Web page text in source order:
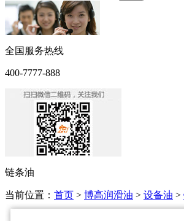
全国服务热线
400-7777-888
链条油
当前位置： 首页 > 博高润滑油 > 设备油 >